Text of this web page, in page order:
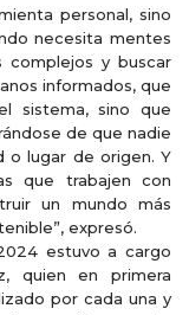
personal, sino
necesita mentes
complejos y buscar
informados, que
sistema, sino que
de que nadie
o lugar de origen. Y
que trabajen con
un mundo más
expresó.
estuvo a cargo
quien en primera
por cada una y